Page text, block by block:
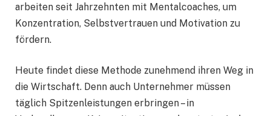
arbeiten seit Jahrzehnten mit Mentalcoaches, um
Konzentration, Selbstvertrauen und Motivation zu
fördern.
Heute findet diese Methode zunehmend ihren Weg in
die Wirtschaft. Denn auch Unternehmer müssen
täglich Spitzenleistungen erbringen – in